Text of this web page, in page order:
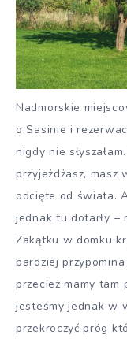
Nadmorskie
o Sasinie i
nigdy nie
przyjeżdżasz, masz
odcięte od świata.
jednak tu dotarły –
Zakątku w domku
bardziej
przecież mamy tam
jesteśmy jednak w
przekroczyć próg